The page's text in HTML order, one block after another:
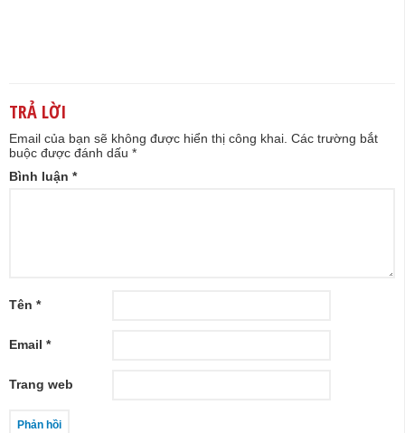
TRẢ LỜI
Email của bạn sẽ không được hiển thị công khai. Các trường bắt
buộc được đánh dấu *
Bình luận *
Tên *
Email *
Trang web